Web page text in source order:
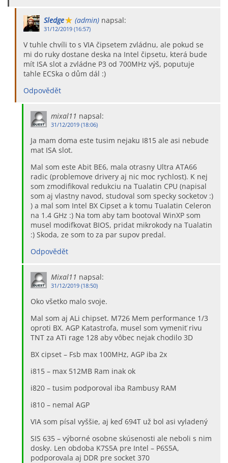
Sledge (admin) napsal:
31/12/2019 (16:57)
V tuhle chvíli to s VIA čipsetem zvládnu, ale pokud se
mi do ruky dostane deska na Intel čipsetu, která bude
mít ISA slot a zvládne P3 od 700MHz výš, poputuje
tahle ECSka o dům dál :)
Odpovědět
mixal11 napsal:
31/12/2019 (18:06)
Ja mam doma este tusim nejaku I815 ale asi nebude
mat ISA slot.
Mal som este Abit BE6, mala otrasny Ultra ATA66
radic (problemove drivery aj nic moc rychlost). K nej
som zmodifikoval redukciu na Tualatin CPU (napisal
som aj vlastny navod, studoval som specky socketov :)
) a mal som Intel BX Cipset a k tomu Tualatin Celeron
na 1.4 GHz :) Na tom aby tam bootoval WinXP som
musel modifkovat BIOS, pridat mikrokody na Tualatin
:) Skoda, ze som to za par supov predal.
Odpovědět
Mixal11 napsal:
31/12/2019 (18:50)
Oko všetko malo svoje.
Mal som aj ALi chipset. M726 Mem performance 1/3
oproti BX. AGP Katastrofa, musel som vymeniť rivu
TNT za ATi rage 128 aby vôbec nejak chodilo 3D
BX cipset – Fsb max 100MHz, AGP iba 2x
i815 – max 512MB Ram inak ok
i820 – tusim podporoval iba Rambusy RAM
i810 – nemal AGP
VIA som písal vyššie, aj keď 694T už bol asi vyladený
SIS 635 – výborné osobne skúsenosti ale neboli s nim
dosky. Len obdoba K7S5A pre Intel – P6S5A,
podporovala aj DDR pre socket 370